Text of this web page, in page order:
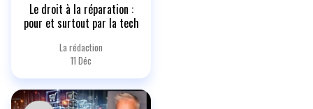
Le droit à la réparation :
pour et surtout par la tech
La rédaction
11 Déc